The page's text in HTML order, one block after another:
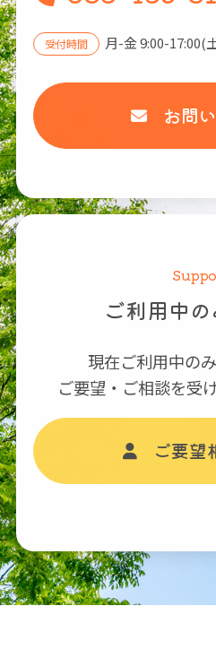
受付時間 月-金 9:00-17:00(
お問
ご利用中
現在ご利用中の
ご要望・ご相談を受
ご要望